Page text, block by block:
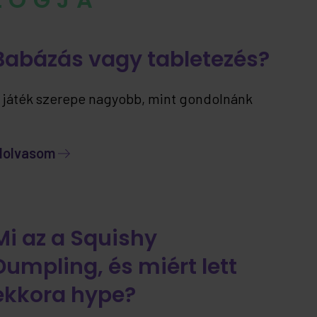
vagy tabletezés?
játék szerepe nagyobb, mint gondolnánk
az a Squishy
és miért lett
hype?